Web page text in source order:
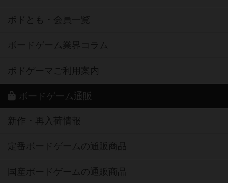
ボドとも・会員一覧
ボードゲーム業界コラム
ボドゲーマご利用案内
ボードゲーム通販
新作・再入荷情報
定番ボードゲームの通販商品
国産ボードゲームの通販商品